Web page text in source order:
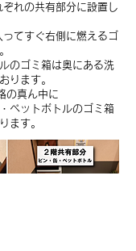
れの共有部分に設置し
てすぐ右側に燃えるゴ
のゴミ箱は奥にある洗
ります。
の真ん中に
ペットボトルのゴミ箱
ます。